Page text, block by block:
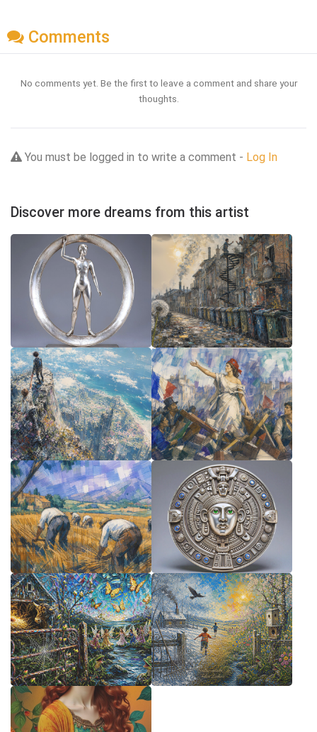
Comments
No comments yet. Be the first to leave a comment and share your
thoughts.
You must be logged in to write a comment - Log In
Discover more dreams from this artist